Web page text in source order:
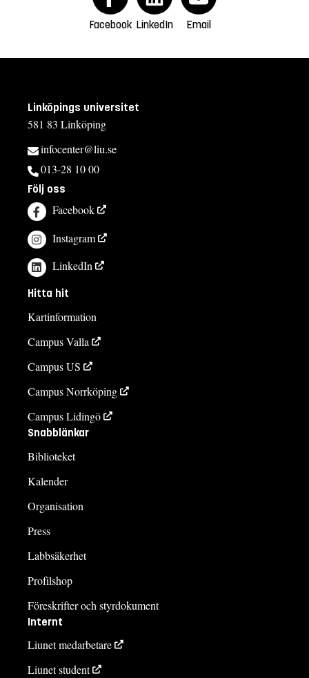
Facebook LinkedIn Email
Linköpings universitet
581 83 Linköping
infocenter@liu.se
013-28 10 00
Följ oss
Facebook
Instagram
LinkedIn
Hitta hit
Kartinformation
Campus Valla
Campus US
Campus Norrköping
Campus Lidingö
Snabblänkar
Biblioteket
Kalender
Organisation
Press
Labbsäkerhet
Profilshop
Föreskrifter och styrdokument
Internt
Liunet medarbetare
Liunet student